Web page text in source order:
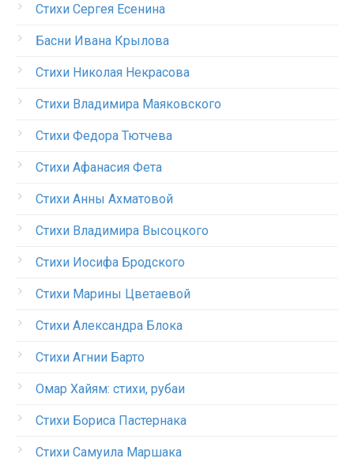
Стихи Сергея Есенина
Басни Ивана Крылова
Стихи Николая Некрасова
Стихи Владимира Маяковского
Стихи Федора Тютчева
Стихи Афанасия Фета
Стихи Анны Ахматовой
Стихи Владимира Высоцкого
Стихи Иосифа Бродского
Стихи Марины Цветаевой
Стихи Александра Блока
Стихи Агнии Барто
Омар Хайям: стихи, рубаи
Стихи Бориса Пастернака
Стихи Самуила Маршака